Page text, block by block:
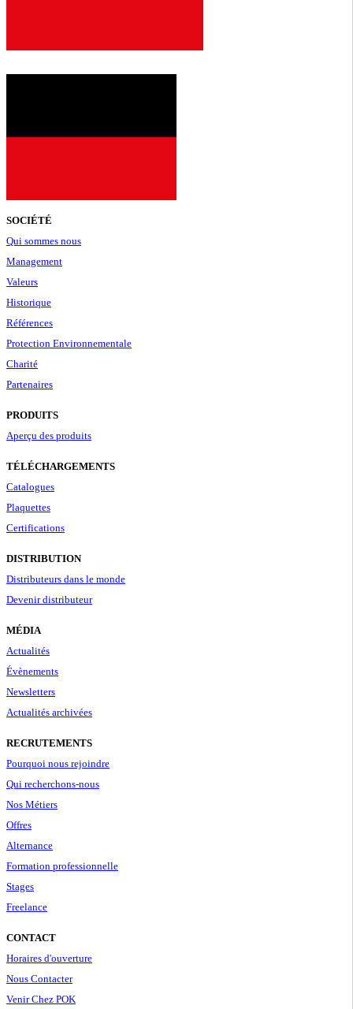
SOCIÉTÉ
Qui sommes nous
Management
Valeurs
Historique
Références
Protection Environnementale
Charité
Partenaires
PRODUITS
Aperçu des produits
TÉLÉCHARGEMENTS
Catalogues
Plaquettes
Certifications
DISTRIBUTION
Distributeurs dans le monde
Devenir distributeur
MÉDIA
Actualités
Évènements
Newsletters
Actualités archivées
RECRUTEMENTS
Pourquoi nous rejoindre
Qui recherchons-nous
Nos Métiers
Offres
Alternance
Formation professionnelle
Stages
Freelance
CONTACT
Horaires d'ouverture
Nous Contacter
Venir Chez POK